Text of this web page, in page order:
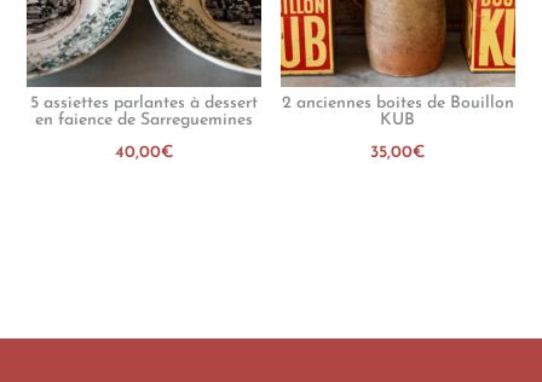
5 assiettes parlantes à dessert
en faience de Sarreguemines
40,00€
2 anciennes boites de Bouillon
KUB
35,00€